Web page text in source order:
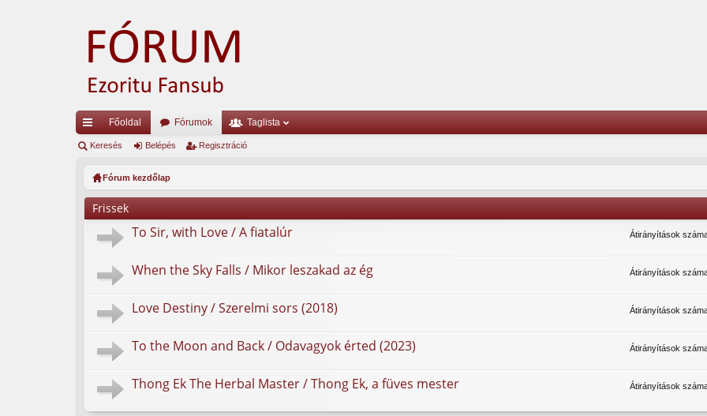
yo
ke
Főoldal Fórumok Taglista
Keresés Belépés Regisztráció
Fórum kezdőlap
Frissek
To Sir, with Love / A fiatalúr Átirányítások
When the Sky Falls / Mikor leszakad az ég Átirányítások
Love Destiny / Szerelmi sors (2018) Átirányítások
To the Moon and Back / Odavagyok érted (2023) Átirányítások
Thong Ek The Herbal Master / Thong Ek, a füves mester Átirányítások